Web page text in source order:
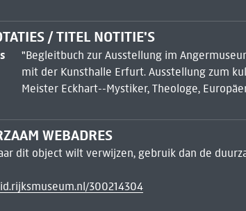
/ TITEL NOTITIE'S
"Begleitbuch zur Ausstellung im
mit der Kunsthalle Erfurt. Ausstellung zum
Meister Eckhart--Mystiker, Theologe,
WEBADRES
dit object wilt verwijzen, gebruik dan de
300214304